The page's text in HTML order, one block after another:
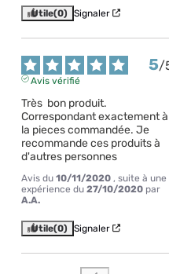
Utile(0) Signaler
5/
Avis vérifié
Très  bon produit.
Correspondant exactement à
la pieces commandée. Je
recommande ces produits à
d'autres personnes
Avis du 10/11/2020 , suite à une
expérience du 27/10/2020 par
A.A.
Utile(0) Signaler